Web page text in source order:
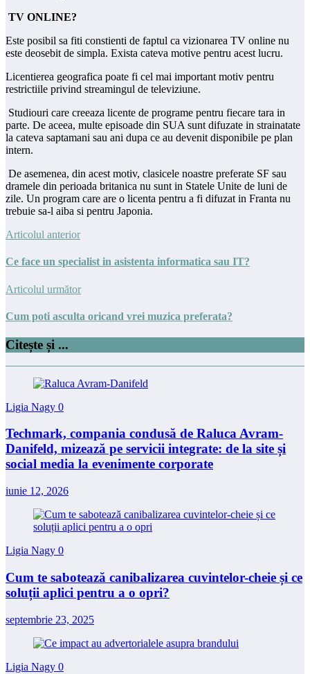
TV ONLINE?
Este posibil sa fiti constienti de faptul ca vizionarea TV online nu
este deosebit de simpla. Exista cateva motive pentru acest lucru.
Licentierea geografica poate fi cel mai important motiv pentru
restrictiile privind streamingul de televiziune.
Studiouri care creeaza licente de programe pentru fiecare tara in
parte. De aceea, multe episoade din SUA sunt difuzate in strainatate
la cateva saptamani sau ani dupa ce au devenit disponibile pe plan
intern.
De asemenea, din acest motiv, clasicele noastre preferate SF sau
dramele din perioada britanica nu sunt in Statele Unite de luni de
zile. Un program care are o licenta pentru a fi difuzat in Franta nu
trebuie sa-l aiba si pentru Japonia.
Articolul anterior
Ce face un specialist in asistenta informatica sau IT?
Articolul următor
Cum poti asculta oricand vrei muzica preferata?
Citește și ...
Ligia Nagy 0
Techmark, compania condusă de Raluca Avram-
Danifeld, mizează pe servicii integrate: de la site și
social media la evenimente corporate
iunie 12, 2026
Ligia Nagy 0
Cum te sabotează canibalizarea cuvintelor-cheie și ce
soluții aplici pentru a o opri?
septembrie 23, 2025
Ligia Nagy 0